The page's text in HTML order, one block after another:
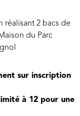
réalisant 2 bacs de
du Parc
sur inscription
à 12 pour une